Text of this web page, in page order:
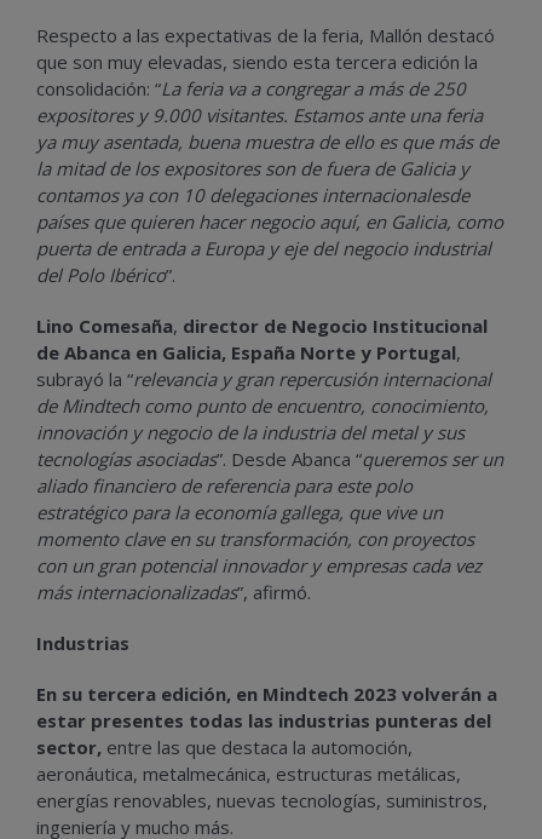
Respecto a las expectativas de la feria, Mallón destacó
que son muy elevadas, siendo esta tercera edición la
consolidación: “La feria va a congregar a más de 250
expositores y 9.000 visitantes. Estamos ante una feria
ya muy asentada, buena muestra de ello es que más de
la mitad de los expositores son de fuera de Galicia y
contamos ya con 10 delegaciones internacionalesde
países que quieren hacer negocio aquí, en Galicia, como
puerta de entrada a Europa y eje del negocio industrial
del Polo Ibérico”.
Lino Comesaña, director de Negocio Institucional
de Abanca en Galicia, España Norte y Portugal,
subrayó la “relevancia y gran repercusión internacional
de Mindtech como punto de encuentro, conocimiento,
innovación y negocio de la industria del metal y sus
tecnologías asociadas”. Desde Abanca “queremos ser un
aliado financiero de referencia para este polo
estratégico para la economía gallega, que vive un
momento clave en su transformación, con proyectos
con un gran potencial innovador y empresas cada vez
más internacionalizadas”, afirmó.
Industrias
En su tercera edición, en Mindtech 2023 volverán a
estar presentes todas las industrias punteras del
sector, entre las que destaca la automoción,
aeronáutica, metalmecánica, estructuras metálicas,
energías renovables, nuevas tecnologías, suministros,
ingeniería y mucho más.